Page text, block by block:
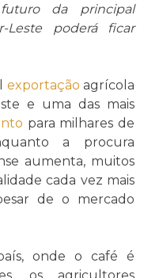
da principal
poderá ficar
exportação agrícola
e uma das mais
para milhares de
a procura
aumenta, muitos
cada vez mais
de o mercado
onde o café é